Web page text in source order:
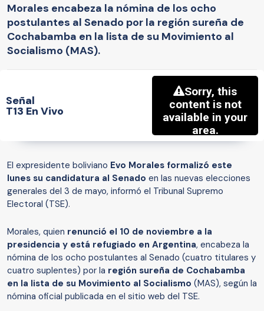
Morales encabeza la nómina de los ocho
postulantes al Senado por la región sureña de
Cochabamba en la lista de su Movimiento al
Socialismo (MAS).
Señal
T13 En Vivo
El expresidente boliviano Evo Morales formalizó este
lunes su candidatura al Senado en las nuevas elecciones
generales del 3 de mayo, informó el Tribunal Supremo
Electoral (TSE).
Morales, quien renunció el 10 de noviembre a la
presidencia y está refugiado en Argentina, encabeza la
nómina de los ocho postulantes al Senado (cuatro titulares y
cuatro suplentes) por la región sureña de Cochabamba
en la lista de su Movimiento al Socialismo (MAS), según la
nómina oficial publicada en el sitio web del TSE.